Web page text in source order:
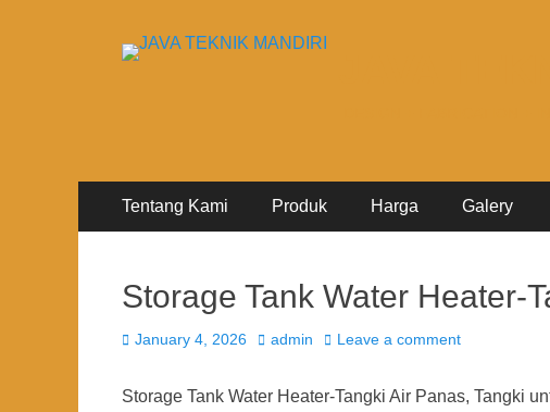
Primary
Menu
Tentang Kami Produk Harga Galery
Storage Tank Water Heater-
Posted
January 4, 2026 Author
admin Leave a comment
Storage Tank Water Heater-Tangki Air Panas, Tangki